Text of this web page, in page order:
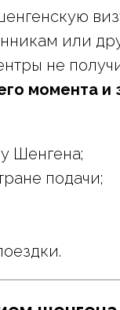
или
не
момента и
Шенгена;
подачи;